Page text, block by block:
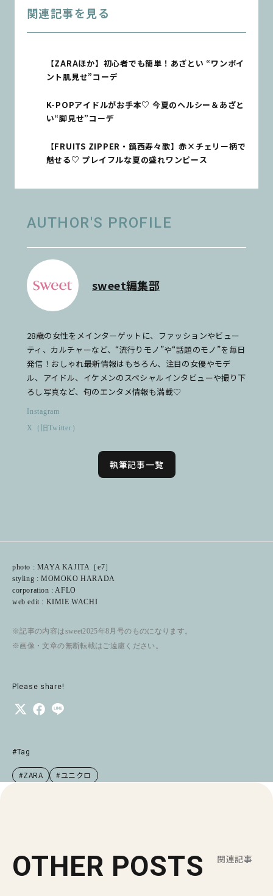
関連記事を見る
【ZARAほか】初心者でも簡単！あざとい “ワンポイ
ント肌見せ”コーデ
K-POPアイドルがお手本♡ 今夏のヘルシー＆あざと
い“脚見せ”コーデ
【FRUITS ZIPPER・鎮西寿々歌】赤×チェリー柄で
魅せる♡ プレイフルな夏の盛れワンピース
AUTHOR'S PROFILE
sweet編集部
28歳の女性をメインターゲットに、ファッションやビュー
ティ、カルチャーなど、“流行りモノ”や“話題のモノ”を毎日
発信！おしゃれ最新情報はもちろん、注目の女優やモデ
ル、アイドル、イケメンのスペシャルインタビューや撮り下
ろし写真など、旬のエンタメ情報も満載♡
Instagram
X（旧Twitter）
執筆記事一覧
photo : MAYA KAJITA［e7］
styling : MOMOKO HARADA
corporation : AFLO
web edit : KIMIE WACHI
※記事の内容はsweet2025年8月号のものになります。
※画像・文章の無断転載はご遠慮ください。
Please share!
#Tag
#ZARA #ユニクロ
OTHER POSTS 関連記事